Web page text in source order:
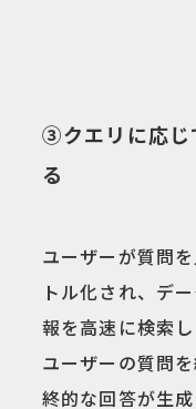
③クエリに応じ
る
ユーザーが質問
トル化され、デ
報を高速に検索
ユーザーの質問
終的な回答が生